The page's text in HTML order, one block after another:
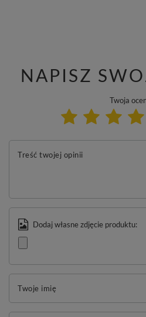
NAPISZ
Twoja
Treść twojej opinii
Dodaj własne zdjęcie produktu:
Twoje imię